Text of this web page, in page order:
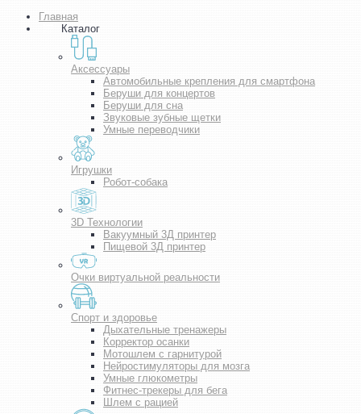
Главная
Каталог
Аксессуары
Автомобильные крепления для смартфона
Беруши для концертов
Беруши для сна
Звуковые зубные щетки
Умные переводчики
Игрушки
Робот-собака
3D Технологии
Вакуумный 3Д принтер
Пищевой 3Д принтер
Очки виртуальной реальности
Спорт и здоровье
Дыхательные тренажеры
Корректор осанки
Мотошлем с гарнитурой
Нейростимуляторы для мозга
Умные глюкометры
Фитнес-трекеры для бега
Шлем с рацией